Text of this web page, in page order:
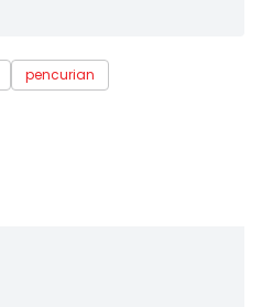
pencurian